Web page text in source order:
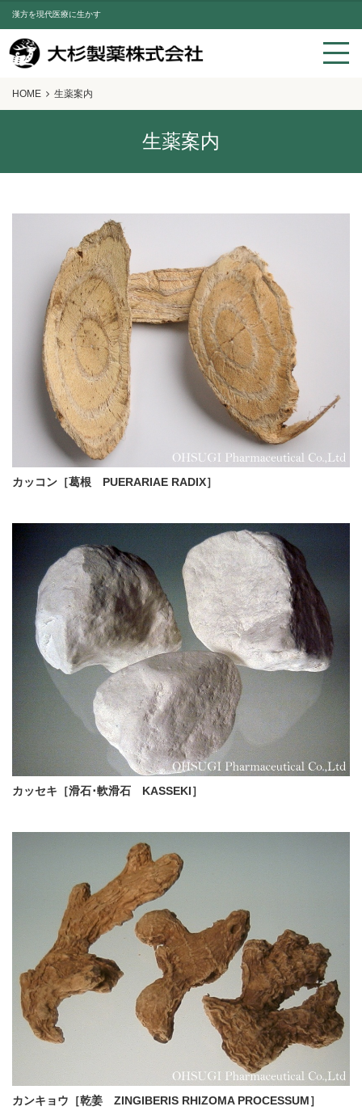
漢方を現代医療に生かす
HOME 生薬案内
生薬案内
カッコン［葛根 PUERARIAE RADIX］
カッセキ［滑石･軟滑石 KASSEKI］
カンキョウ［乾姜 ZINGIBERIS RHIZOMA PROCESSUM］